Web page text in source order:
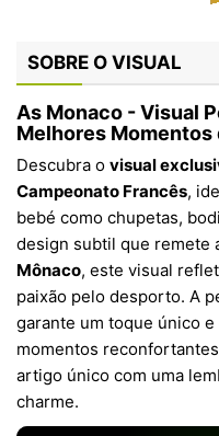
SOBRE O VISUAL
As Monaco - Visual
Melhores Momentos
Descubra o visual
Campeonato Francês,
bebé como chupetas,
design subtil que remete
Mônaco, este visual
paixão pelo desporto. A
garante um toque único
momentos
artigo único com uma
charme.